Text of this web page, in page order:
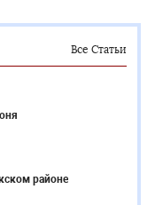
Все Статьи
районе